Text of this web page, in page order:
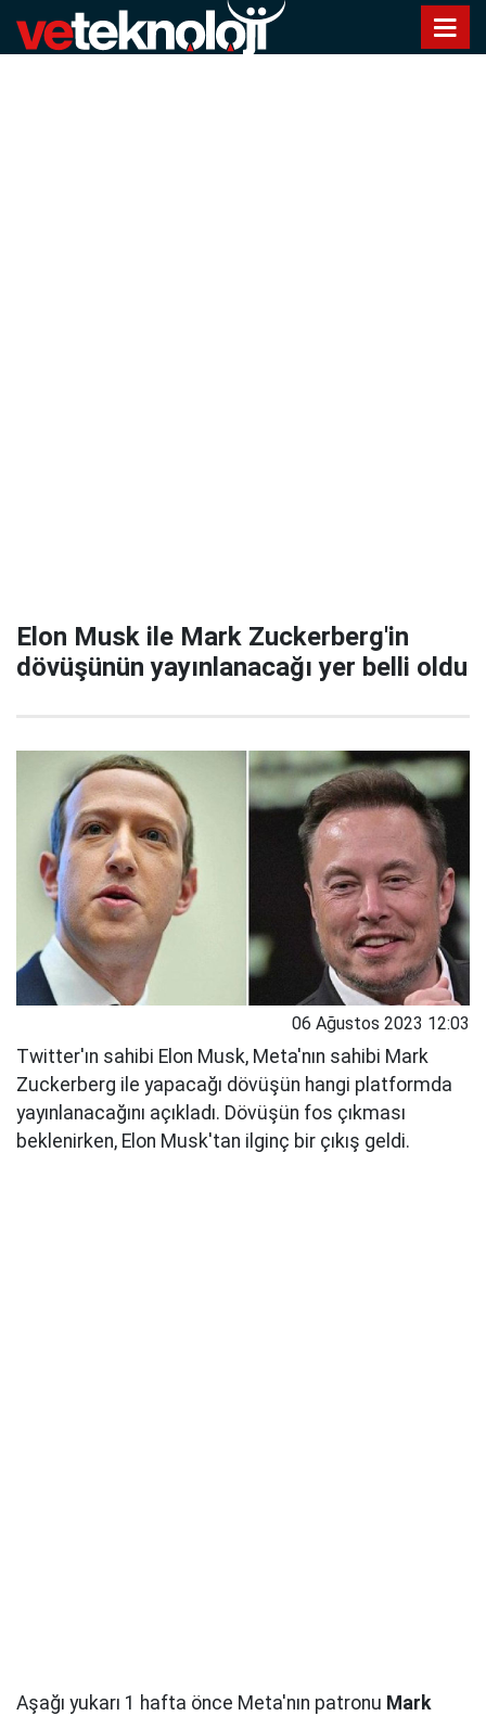
Elon Musk ile Mark Zuckerberg'in
dövüşünün yayınlanacağı yer belli oldu
06 Ağustos 2023 12:03
Twitter'ın sahibi Elon Musk, Meta'nın sahibi Mark
Zuckerberg ile yapacağı dövüşün hangi platformda
yayınlanacağını açıkladı. Dövüşün fos çıkması
beklenirken, Elon Musk'tan ilginç bir çıkış geldi.
Aşağı yukarı 1 hafta önce Meta'nın patronu Mark